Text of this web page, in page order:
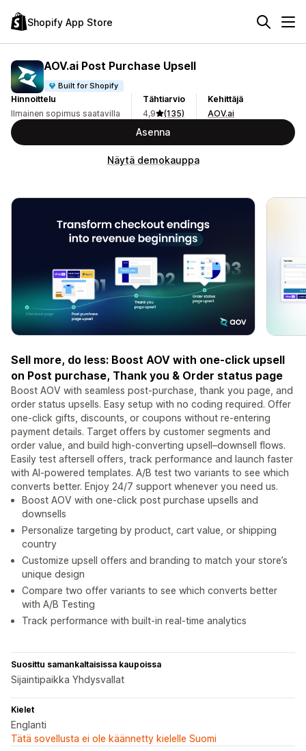
Shopify App Store
AOV.ai Post Purchase Upsell
Built for Shopify
Hinnoittelu
Ilmainen sopimus saatavilla
Tähtiarvio
4,9
(135)
Kehittäjä
AOV.ai
Asenna
Näytä demokauppa
Sell more, do less: Boost AOV with one-click upsell
on Post purchase, Thank you & Order status page
Boost AOV with seamless post-purchase, thank you page, and
order status upsells. Easy setup with no coding required. Offer
one-click gifts, discounts, or coupons without re-entering
payment details. Target offers by customer segments and
order value, and build high-converting upsell–downsell flows.
Easily test aftersell offers, track performance and launch faster
with AI-powered templates. A/B test two variants to see which
converts better. Enjoy 24/7 support whenever you need us.
Boost AOV with one-click post purchase upsells and
downsells
Personalize targeting by product, cart value, or shipping
country
Customize upsell offers and branding to match your store’s
unique design
Compare two offer variants to see which converts better
with A/B Testing
Track performance with built-in real-time analytics
Suosittu samankaltaisissa kaupoissa
Sijaintipaikka Yhdysvallat
Kielet
Englanti
Tätä sovellusta ei ole käännetty kielelle Suomi